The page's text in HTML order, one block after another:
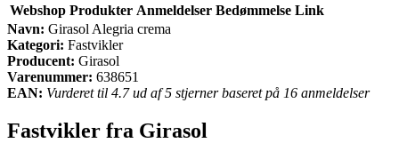
Webshop Produkter Anmeldelser Bedømmelse Link
Navn: Girasol Alegria crema
Kategori: Fastvikler
Producent: Girasol
Varenummer: 638651
EAN: Vurderet til 4.7 ud af 5 stjerner baseret på 16 anmeldelser
Fastvikler fra Girasol